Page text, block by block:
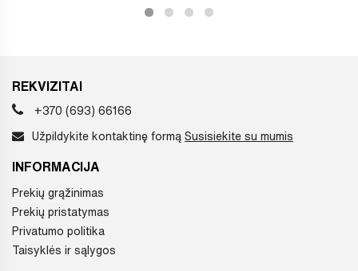
REKVIZITAI
+370 (693) 66166
Užpildykite kontaktinę formą Susisiekite su mumis
INFORMACIJA
Prekių grąžinimas
Prekių pristatymas
Privatumo politika
Taisyklės ir sąlygos